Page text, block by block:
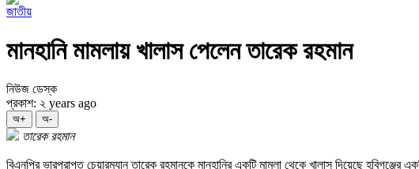
জাতীয়
মানহানি মামলায় খালাস পেলেন তারেক রহমান
নিউজ ডেস্ক
প্রকাশ: ২ years ago
অ+ অ-
তারেক রহমান
বিএনপির ভারপ্রাপ্ত চেয়ারম্যান তারেক রহমানকে মানহানির একটি মামলা থেকে খালাস দিয়েছে হবিগঞ্জের